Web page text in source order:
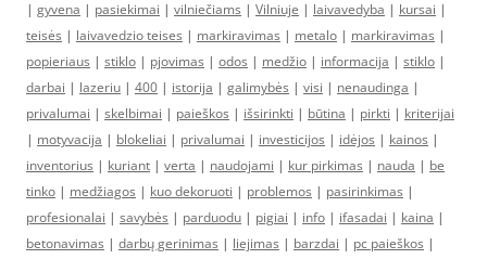
| gyvena | pasiekimai | vilniečiams | Vilniuje | laivavedyba | kursai |
teisės | laivavedzio teises | markiravimas | metalo | markiravimas |
popieriaus | stiklo | pjovimas | odos | medžio | informacija | stiklo |
darbai | lazeriu | 400 | istorija | galimybės | visi | nenaudinga |
privalumai | skelbimai | paieškos | išsirinkti | būtina | pirkti | kriterijai
| motyvacija | blokeliai | privalumai | investicijos | idėjos | kainos |
inventorius | kuriant | verta | naudojami | kur pirkimas | nauda | be
tinko | medžiagos | kuo dekoruoti | problemos | pasirinkimas |
profesionalai | savybės | parduodu | pigiai | info | ifasadai | kaina |
betonavimas | darbų gerinimas | liejimas | barzdai | pc paieškos |